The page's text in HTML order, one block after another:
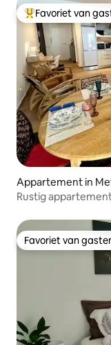
Topfavoriet van
Favoriet van
Appartement in
Rustig
Favoriet van
Favoriet van